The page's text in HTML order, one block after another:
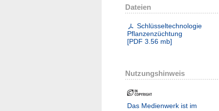
Dateien
Schlüsseltechnologie
Pflanzenzüchtung
[PDF 3.56 mb]
Nutzungshinweis
Das Medienwerk ist im